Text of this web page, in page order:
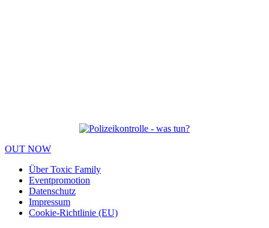
OUT NOW
Über Toxic Family
Eventpromotion
Datenschutz
Impressum
Cookie-Richtlinie (EU)